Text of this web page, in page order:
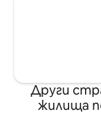
Други
жилища